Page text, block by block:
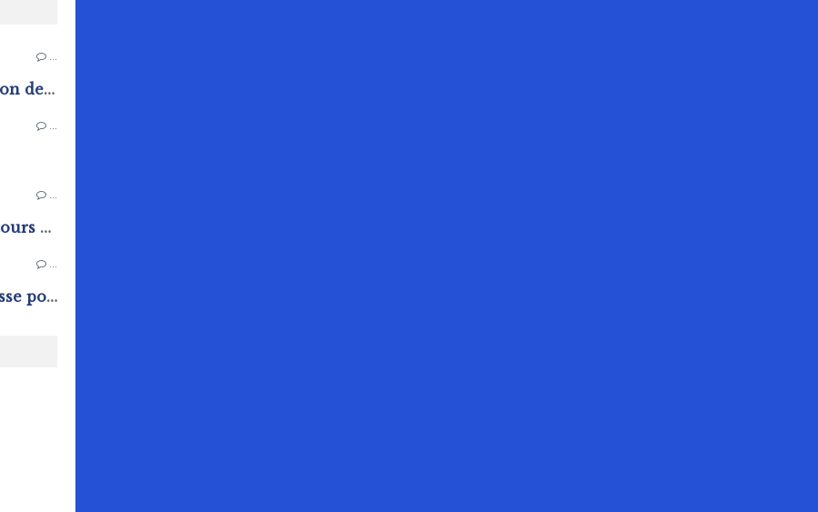
…
Arrêté constatant la situation de sécheresse dans les zones d'alerte du département de L'Orne
…
…
Trésor Public : Avis de concours et de vacance d'emplois
…
arrêté de situation sécheresse pour le département de l'Orne.